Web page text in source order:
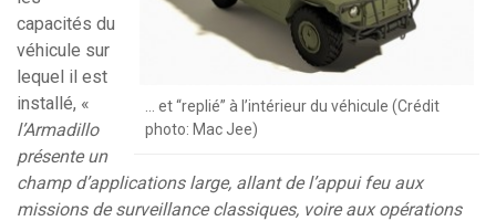
… et “replié” à l’intérieur du véhicule (Crédit
photo: Mac Jee)
capacités du
véhicule sur
lequel il est
installé, «
l’Armadillo
présente un
champ d’applications large, allant de l’appui feu aux
missions de surveillance classiques, voire aux opérations